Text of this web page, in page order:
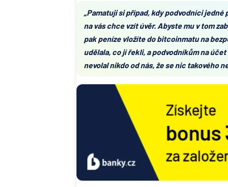
„Pamatuji si případ, kdy podvodníci
na vás chce vzít úvěr. Abyste mu v tom
pak peníze vložíte do bitcoinmatu na
udělala, co jí řekli, a podvodníkům na
nevolal nikdo od nás, že se nic takového